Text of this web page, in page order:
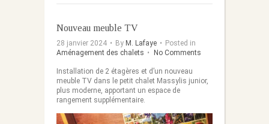
Nouveau meuble TV
28 janvier 2024 • By M. Lafaye • Posted in
Aménagement des chalets • No Comments
Installation de 2 étagères et d’un nouveau
meuble TV dans le petit chalet Massylis junior,
plus moderne, apportant un espace de
rangement supplémentaire.